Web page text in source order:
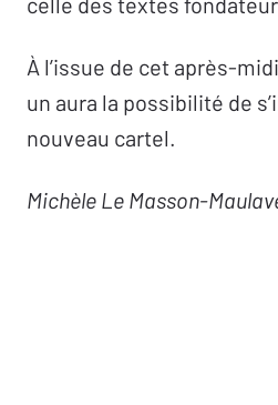
À l’issue de cet après-
un aura la possibilité de
nouveau cartel.
Michèle Le Masson-